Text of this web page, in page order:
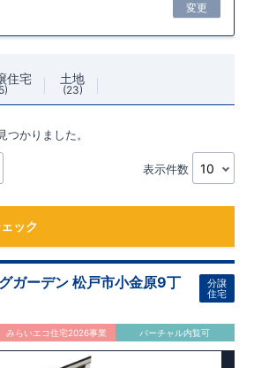
変更
住宅 土地
23
つかりました。
表示件数
ック
ガーデン 松戸市小金原9丁
分譲
住宅
みらいエコ住宅2026事業 バーチャル内覧可